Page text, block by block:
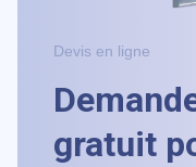
Devis en ligne
gratuit